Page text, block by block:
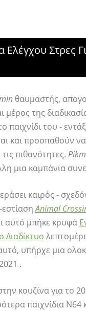
Ελέγχου Στρες
θαυμαστής,
μέρος της
παιχνίδι του -
και προσπαθούν
πιθανότητες.
μια καμπάνια
καιρός -
Animal
αυτό μπήκε κρυφά
Διαδίκτυο
υπήρχε μια
.
κουζίνα για το
παιχνίδια N64